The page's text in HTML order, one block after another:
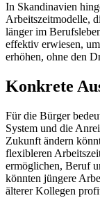
In Skandinavien
Arbeitszeitmodelle,
länger im
effektiv erwiesen,
erhöhen, ohne den
Konkrete
Für die Bürger
System und die
Zukunft ändern
flexibleren
ermöglichen, Beruf
könnten jüngere
älterer Kollegen